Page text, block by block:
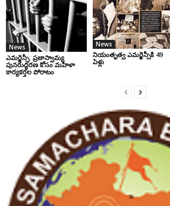
News
ఎమర్జెన్సీ: ప్రజాస్వామ్య
పునరుద్ధరణ కోసం మహిళా
కార్యకర్తల పోరాటం
News
నియంతృత్వ ఎమర్జెన్సీకి 49
ఏళ్లు